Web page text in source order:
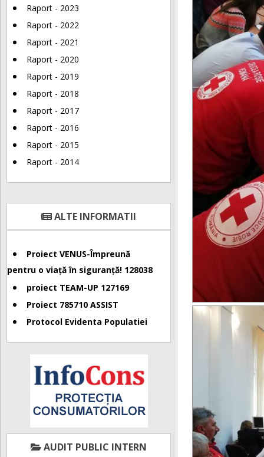
Raport - 2023
Raport - 2022
Raport - 2021
Raport - 2020
Raport - 2019
Raport - 2018
Raport - 2017
Raport - 2016
Raport - 2015
Raport - 2014
ALTE INFORMATII
Proiect VENUS-Împreună
pentru o viață în siguranță! 128038
proiect TEAM-UP 127169
Proiect 785710 ASSIST
Protocol Evidenta Populatiei
AUDIT PUBLIC INTERN